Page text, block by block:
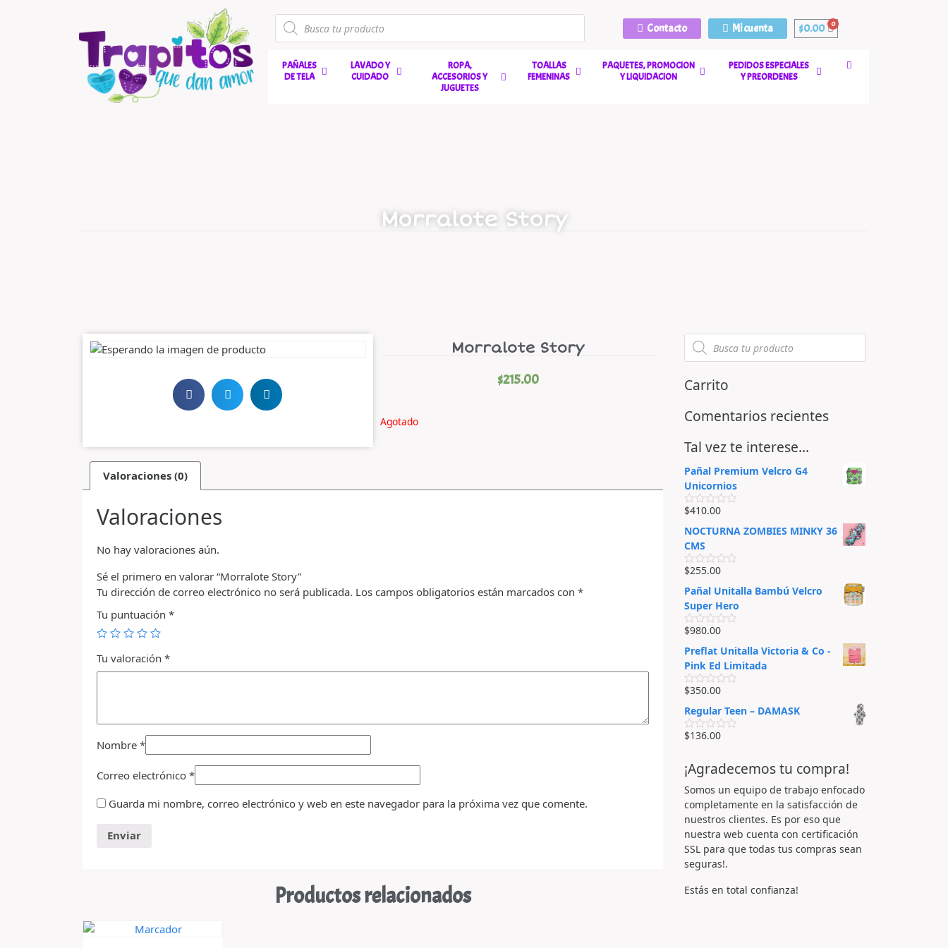
Contacto Mi cuenta $0.00
PAÑALES
DE TELA
LAVADO Y
CUIDADO
ROPA,
ACCESORIOS Y
JUGUETES
TOALLAS
FEMENINAS
PAQUETES, PROMOCION
Y LIQUIDACION
PEDIDOS ESPECIALES
Y PREORDENES
Morralote Story
Morralote Story
$215.00
Agotado
Valoraciones (0)
Valoraciones
No hay valoraciones aún.
Sé el primero en valorar “Morralote Story”
Tu dirección de correo electrónico no será publicada. Los campos obligatorios están marcados con *
Tu puntuación *
Tu valoración *
Nombre *
Correo electrónico *
Guarda mi nombre, correo electrónico y web en este navegador para la próxima vez que comente.
Productos relacionados
Carrito
Comentarios recientes
Tal vez te interese…
Pañal Premium Velcro G4
Unicornios
V
l
o
r
a
d
e
n
0
d
e
$410.00
NOCTURNA ZOMBIES MINKY 36
CMS
V
l
o
r
a
d
e
n
0
d
e
$255.00
Pañal Unitalla Bambú Velcro
Super Hero
V
l
o
r
a
d
e
n
0
d
$980.00
Preflat Unitalla Victoria & Co -
Pink Ed Limitada
V
l
o
r
a
e
0
d
e
5
$350.00
Regular Teen – DAMASK
V
o
r
a
o
e
0
d
5
$136.00
¡Agradecemos tu compra!
Somos un equipo de trabajo enfocado
completamente en la satisfacción de
nuestros clientes. Es por eso que
nuestra web cuenta con certificación
SSL para que todas tus compras sean
seguras!.
Estás en total confianza!